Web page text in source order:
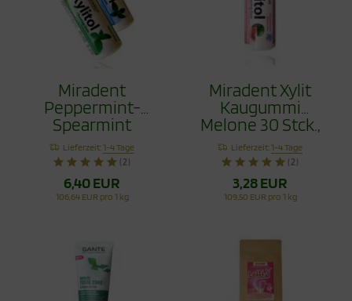
Miradent
Peppermint-
Spearmint
Kaugummi 2 Set
60 Stck.
Lieferzeit:1-4 Tage
(2)
6,40 EUR
106,64 EUR pro 1 kg
Miradent Xylit
Kaugummi
Melone 30 Stck.,
TIO2frei
Lieferzeit:1-4 Tage
(2)
3,28 EUR
109,50 EUR pro 1 kg